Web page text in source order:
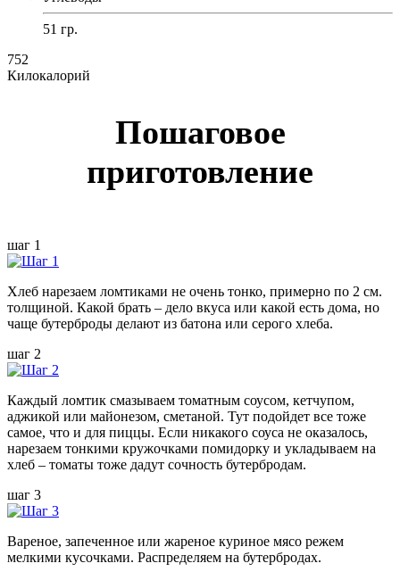
51 гр.
752
Килокалорий
Пошаговое
приготовление
шаг 1
Хлеб нарезаем ломтиками не очень тонко, примерно по 2 см.
толщиной. Какой брать – дело вкуса или какой есть дома, но
чаще бутерброды делают из батона или серого хлеба.
шаг 2
Каждый ломтик смазываем томатным соусом, кетчупом,
аджикой или майонезом, сметаной. Тут подойдет все тоже
самое, что и для пиццы. Если никакого соуса не оказалось,
нарезаем тонкими кружочками помидорку и укладываем на
хлеб – томаты тоже дадут сочность бутербродам.
шаг 3
Вареное, запеченное или жареное куриное мясо режем
мелкими кусочками. Распределяем на бутербродах.